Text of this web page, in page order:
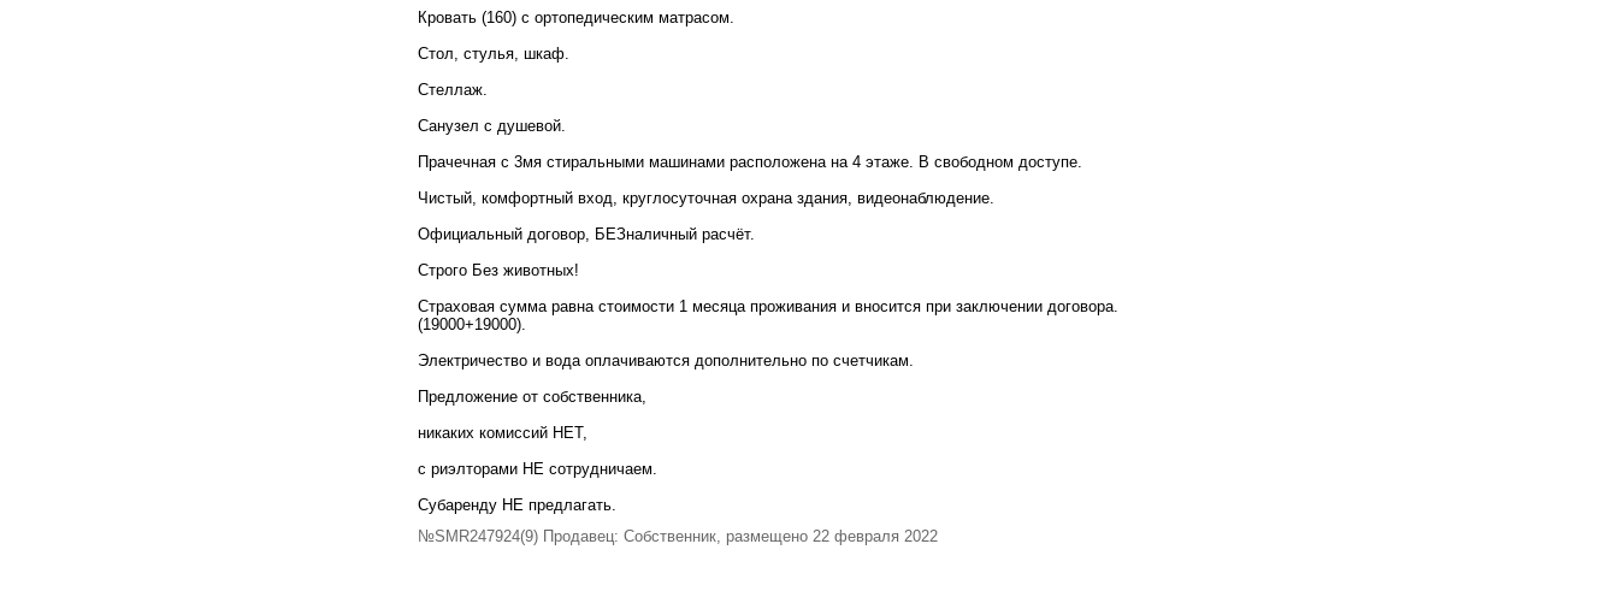
Кровать (160) с ортопедическим матрасом.
Стол, стулья, шкаф.
Стеллаж.
Санузел с душевой.
Прачечная с 3мя стиральными машинами расположена на 4 этаже. В свободном доступе.
Чистый, комфортный вход, круглосуточная охрана здания, видеонаблюдение.
Официальный договор, БЕЗналичный расчёт.
Строго Без животных!
Страховая сумма равна стоимости 1 месяца проживания и вносится при заключении договора.
(19000+19000).
Электричество и вода оплачиваются дополнительно по счетчикам.
Предложение от собственника,
никаких комиссий НЕТ,
с риэлторами НЕ сотрудничаем.
Субаренду НЕ предлагать.
№SMR247924(9) Продавец: Собственник, размещено 22 февраля 2022